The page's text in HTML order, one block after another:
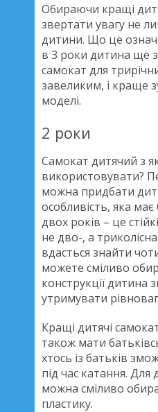
Обираючи кращі
звертати увагу не
дитини. Що це
в 3 роки дитина ще
самокат для
завеликим, і краще
моделі.
2 роки
Самокат дитячий з
використовувати?
можна придбати
особливість, яка має
двох років – це
не дво-, а
вдасться знайти
можете сміливо
конструкції дитина
утримувати
Кращі дитячі
також мати
хтось із батьків
під час катання.
можна сміливо
пластику.